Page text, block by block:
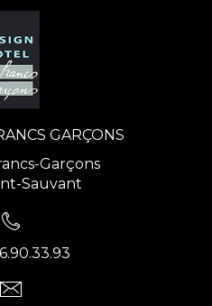
GARÇONS
Garçons
Sauvant